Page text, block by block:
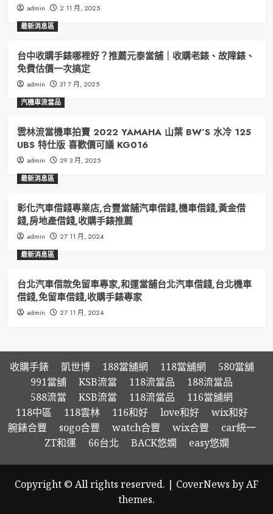
admin
2 11 月, 2025
最新消息區
台中收購手錶哪裡好？推薦元泰當舖｜收購老錶、故障錶、
免費估價一次搞定
admin
31 7 月, 2025
汽機車流當品
雲林流當機車拍賣 2022 YAMAHA 山葉 BW’S 水冷 125
UBS 特仕版 喜歡價可議 KG016
admin
29 3 月, 2025
最新消息區
彰化汽車借錢專業店,合豐當舖汽車借錢,機車借錢,黃金借
錢,房地產借錢,收購手錶推薦
admin
27 11 月, 2024
最新消息區
台北汽車借款免留車專家,和運當舖台北汽車借錢,台北機車
借錢,免留車借錢,收購手錶專家
admin 27 11 月, 2024
收購手錶 凱世博 188當舖網 118當舖網
580當舖
991當舖
KSB流當 118流當品
188流當品
588流當
KSB流當 118流當品
116當舖網
118中區
118雲林 116和好 love和好
wix和好
腕錶合豐
sogo合豐 watch合豐 wix合豐
car統一
ZT和運
66台北 BACK悠嫻 easy悠嫻
Copyright © All rights reserved. | CoverNews by AF
themes.